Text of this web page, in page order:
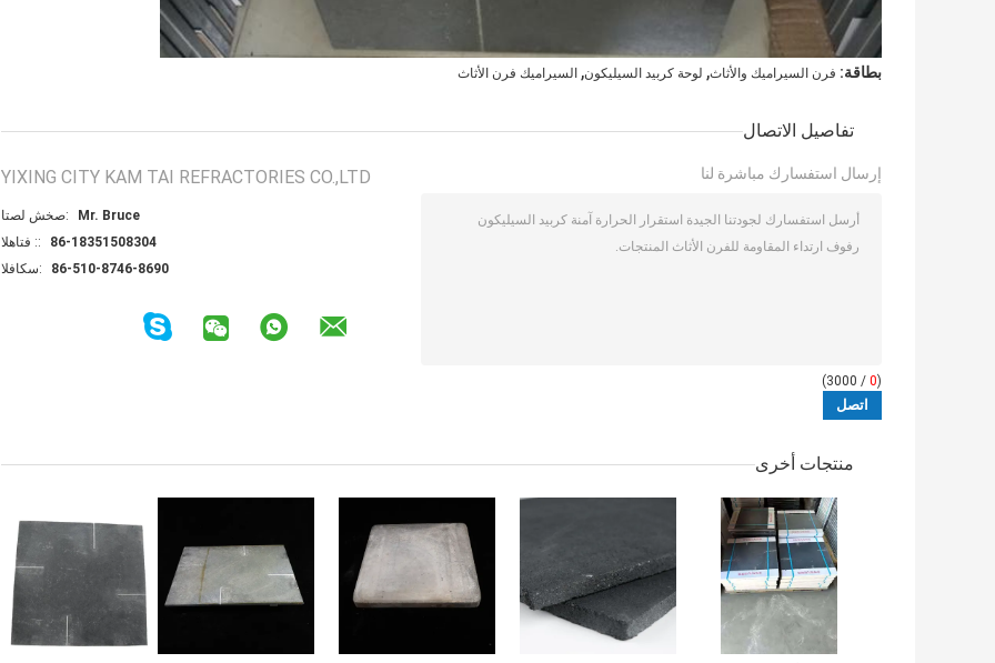
بطاقة: فرن السيراميك والأثاث, لوحة كربيد السيليكون, السيراميك فرن الأثاث
تفاصيل الاتصال
YIXING CITY KAM TAI REFRACTORIES CO.,LTD
اتصل شخص:
Mr. Bruce
الهاتف ::
86-18351508304
الفاكس:
86-510-8746-8690
إرسال استفسارك مباشرة لنا
(
0
/ 3000)
منتجات أخرى